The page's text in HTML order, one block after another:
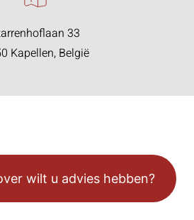
wilt u advies hebben?
33
Kapellen, België